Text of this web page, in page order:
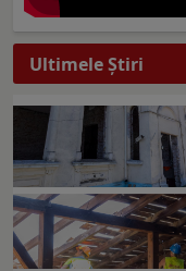
Ultimele Ştiri